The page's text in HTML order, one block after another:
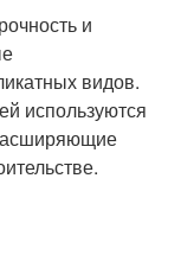
и
видов.
используются